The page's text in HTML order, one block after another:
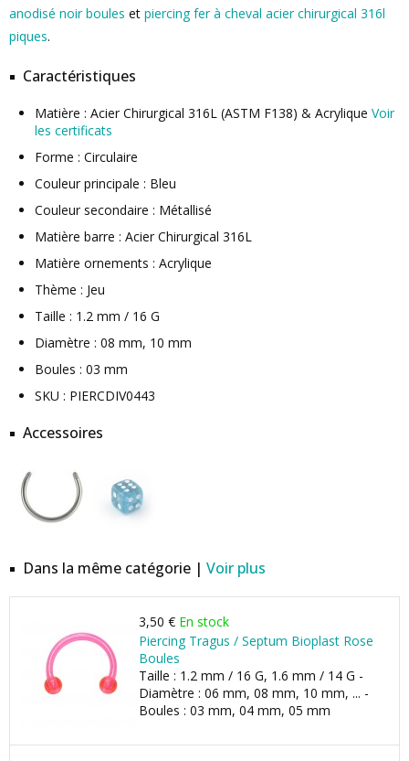
anodisé noir boules et piercing fer à cheval acier chirurgical 316l
piques.
Caractéristiques
Matière : Acier Chirurgical 316L (ASTM F138) & Acrylique Voir
les certificats
Forme : Circulaire
Couleur principale : Bleu
Couleur secondaire : Métallisé
Matière barre : Acier Chirurgical 316L
Matière ornements : Acrylique
Thème : Jeu
Taille : 1.2 mm / 16 G
Diamètre : 08 mm, 10 mm
Boules : 03 mm
SKU : PIERCDIV0443
Accessoires
Dans la même catégorie | Voir plus
3,50 € En stock
Piercing Tragus / Septum Bioplast Rose
Boules
Taille : 1.2 mm / 16 G, 1.6 mm / 14 G -
Diamètre : 06 mm, 08 mm, 10 mm, ... -
Boules : 03 mm, 04 mm, 05 mm